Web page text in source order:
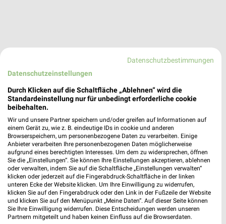
KODi Aschaffenburg
Sandgasse 23-25
63739 Aschaffenburg
409,61 km
KODi Frankfurt am Main
Hedderichstr. 47-49
60594 Frankfurt am Main
Heute 09:30 - 19:00 Uhr | Geschlossen
424,02 km
Datenschutzbestimmungen
Datenschutzeinstellungen
Durch Klicken auf die Schaltfläche „Ablehnen“ wird die
Standardeinstellung nur für unbedingt erforderliche cookie
beibehalten.
Wir und unsere Partner speichern und/oder greifen auf Informationen auf
einem Gerät zu, wie z. B. eindeutige IDs in cookie und anderen
Browserspeichern, um personenbezogene Daten zu verarbeiten. Einige
Anbieter verarbeiten Ihre personenbezogenen Daten möglicherweise
aufgrund eines berechtigten Interesses. Um dem zu widersprechen, öffnen
Sie die „Einstellungen“. Sie können Ihre Einstellungen akzeptieren, ablehnen
oder verwalten, indem Sie auf die Schaltfläche „Einstellungen verwalten“
klicken oder jederzeit auf die Fingerabdruck-Schaltfläche in der linken
unteren Ecke der Website klicken. Um Ihre Einwilligung zu widerrufen,
klicken Sie auf den Fingerabdruck oder den Link in der Fußzeile der Website
und klicken Sie auf den Menüpunkt „Meine Daten“. Auf dieser Seite können
Sie Ihre Einwilligung widerrufen. Diese Entscheidungen werden unseren
Partnern mitgeteilt und haben keinen Einfluss auf die Browserdaten.